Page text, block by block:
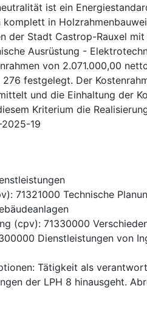
ist ein
komplett in
der Stadt Castrop-Rauxel
Ausrüstung -
von 2.071.000,00
festgelegt. Der
und die Einhaltung der
Kriterium die
19
): 71321000 Technische
(cpv): 71330000
Dienstleistungen von
: Tätigkeit als
der LPH 8 hinausgeht.